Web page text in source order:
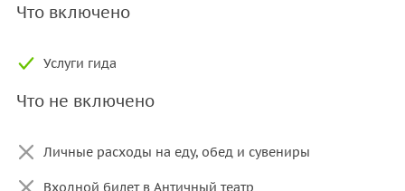
Что включено
Услуги гида
Что не включено
Личные расходы на еду, обед и сувениры
Входной билет в Античный театр